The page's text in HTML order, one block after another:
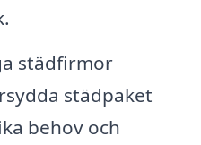
städfirmor
städpaket
behov och